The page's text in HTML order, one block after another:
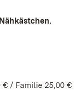
€ / Familie 25,00 €